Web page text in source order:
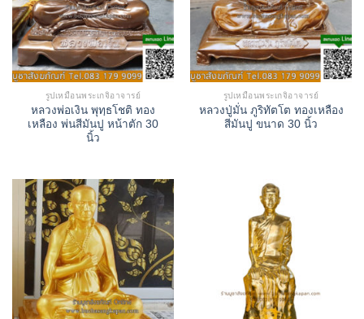
รูปเหมือนพระเกจิอาจารย์
หลวงพ่อเงิน พุทฺธโชติ ทอง
เหลือง พ่นสีมันปู หน้าตัก 30
นิ้ว
รูปเหมือนพระเกจิอาจารย์
หลวงปู่มั่น ภูริทัตโต ทองเหลือง
สีมันปู ขนาด 30 นิ้ว